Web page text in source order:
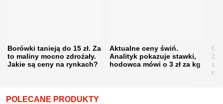
Borówki tanieją do 15 zł. Za
to maliny mocno zdrożały.
Jakie są ceny na rynkach?
Aktualne ceny świń.
Analityk pokazuje stawki,
hodowca mówi o 3 zł za kg
POLECANE PRODUKTY